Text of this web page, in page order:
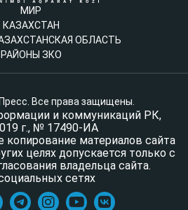
МИР
КАЗАХСТАН
ОБЛАСТЬ
РАЙОНЫ ЗКО
Все права защищены.
и коммуникаций РК,
г., № 17490-ИА
копирование материалов сайта
целях допускается только с
владельца сайта.
сетях